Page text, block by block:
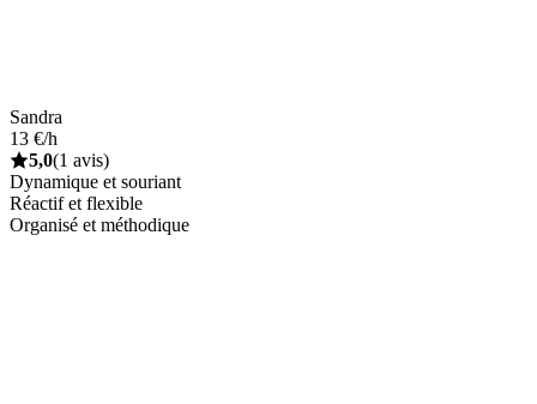
Sandra
13 €/h
5,0(1 avis)
Dynamique et souriant
Réactif et flexible
Organisé et méthodique